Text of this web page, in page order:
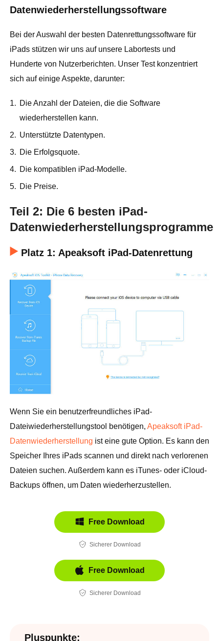
Datenwiederherstellungssoftware
Bei der Auswahl der besten Datenrettungssoftware für
iPads stützen wir uns auf unsere Labortests und
Hunderte von Nutzerberichten. Unser Test konzentriert
sich auf einige Aspekte, darunter:
1. Die Anzahl der Dateien, die die Software
wiederherstellen kann.
2. Unterstützte Datentypen.
3. Die Erfolgsquote.
4. Die kompatiblen iPad-Modelle.
5. Die Preise.
Teil 2: Die 6 besten iPad-
Datenwiederherstellungsprogramme
Platz 1: Apeaksoft iPad-Datenrettung
Wenn Sie ein benutzerfreundliches iPad-
Dateiwiederherstellungstool benötigen, Apeaksoft iPad-
Datenwiederherstellung ist eine gute Option. Es kann den
Speicher Ihres iPads scannen und direkt nach verlorenen
Dateien suchen. Außerdem kann es iTunes- oder iCloud-
Backups öffnen, um Daten wiederherzustellen.
Free Download
Sicherer Download
Free Download
Sicherer Download
Pluspunkte: